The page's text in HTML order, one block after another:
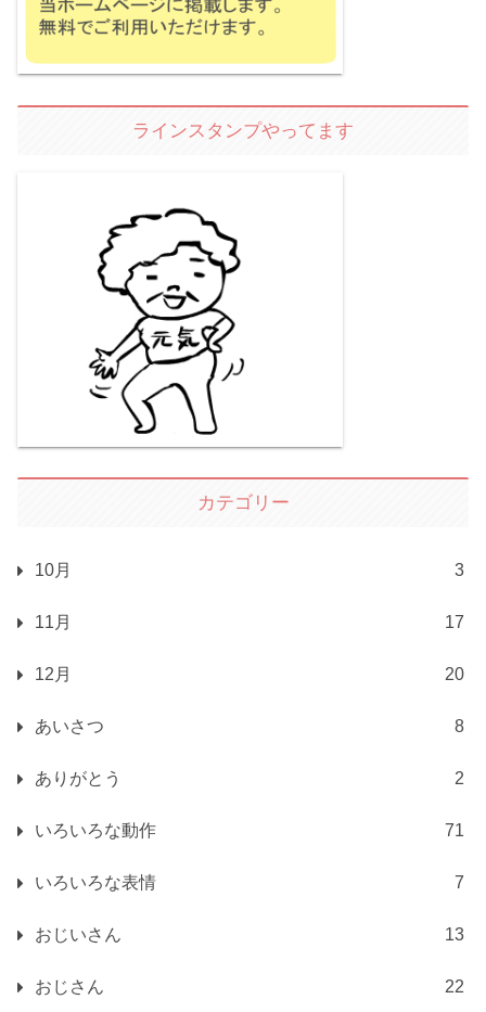
ラインスタンプやってます
カテゴリー
10月 3
11月 17
12月 20
あいさつ 8
ありがとう 2
いろいろな動作 71
いろいろな表情 7
おじいさん 13
おじさん 22